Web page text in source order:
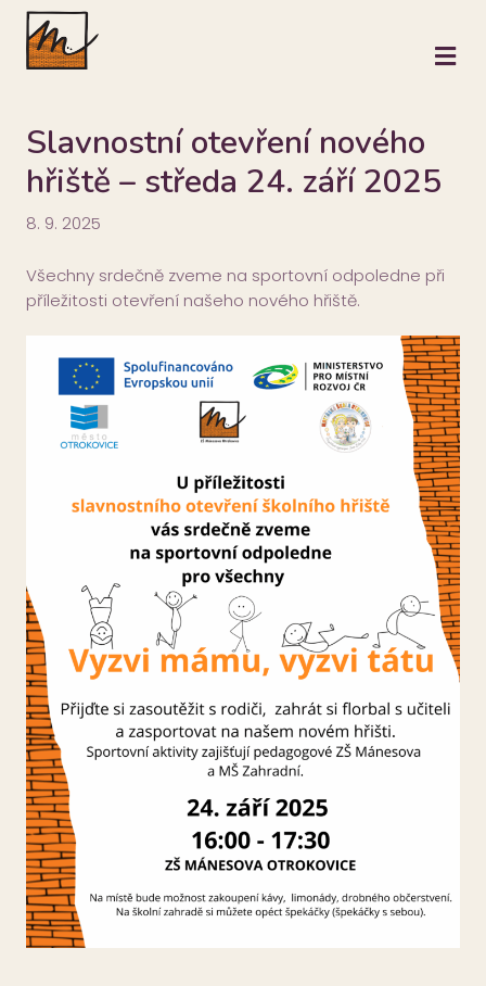
Slavnostní otevření nového
hřiště – středa 24. září 2025
8. 9. 2025
Všechny srdečně zveme na sportovní odpoledne při
příležitosti otevření našeho nového hřiště.